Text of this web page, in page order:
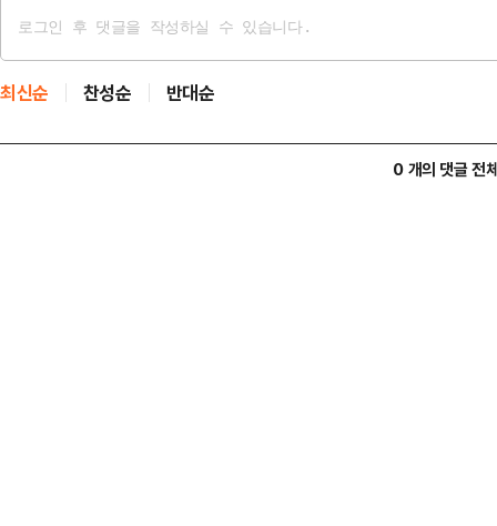
최신순 찬성순 반대순
0 개의 댓글 전